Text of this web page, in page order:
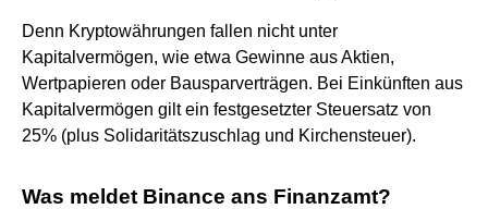
Denn Kryptowährungen fallen nicht unter
Kapitalvermögen, wie etwa Gewinne aus Aktien,
Wertpapieren oder Bausparverträgen. Bei Einkünften aus
Kapitalvermögen gilt ein festgesetzter Steuersatz von
25% (plus Solidaritätszuschlag und Kirchensteuer).
Was meldet Binance ans Finanzamt?